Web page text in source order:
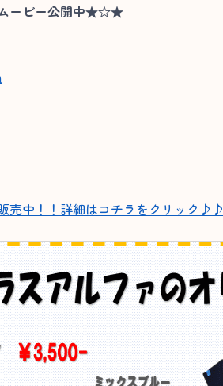
ービー公開中★☆★
売中！！詳細はコチラをクリック♪♪